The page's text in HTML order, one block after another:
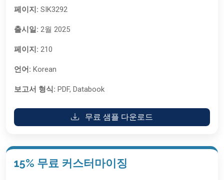
페이지: SIK3292
출시일: 2월 2025
페이지: 210
언어: Korean
보고서 형식: PDF, Databook
무료 샘플 다운로드
15% 무료 커스터마이징